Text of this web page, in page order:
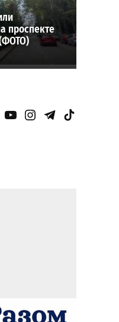
проспекте
Page
YouTubeInstagram
Telegram
TikTok